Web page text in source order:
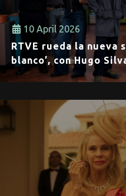
10 April 2026
RTVE rueda la nueva
blanco’, con Hugo